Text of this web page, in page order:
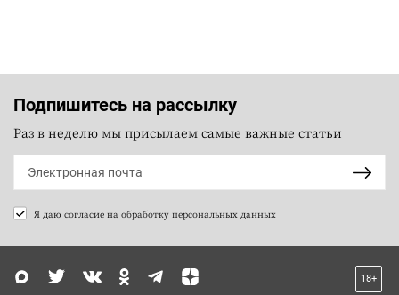
Подпишитесь на рассылку
Раз в неделю мы присылаем самые важные статьи
Я даю согласие на обработку персональных данных
18+